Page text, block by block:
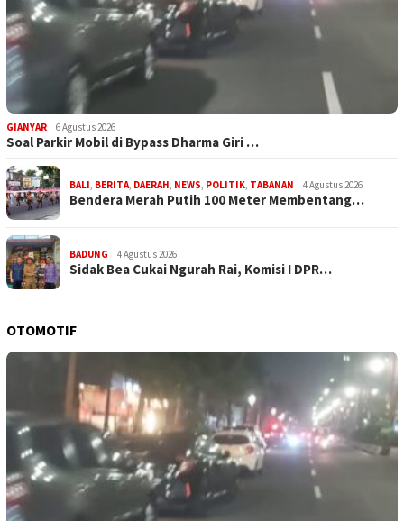
GIANYAR 6 Agustus 2026
Soal Parkir Mobil di Bypass Dharma Giri …
BALI, BERITA, DAERAH, NEWS, POLITIK, TABANAN 4 Agustus 2026
Bendera Merah Putih 100 Meter Membentang…
BADUNG 4 Agustus 2026
Sidak Bea Cukai Ngurah Rai, Komisi I DPR…
OTOMOTIF